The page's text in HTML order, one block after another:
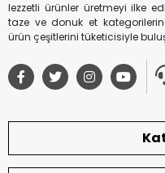
lezzetli ürünler üretmeyi ilke
taze ve donuk et
ürün çeşitlerini tüketicisiyle